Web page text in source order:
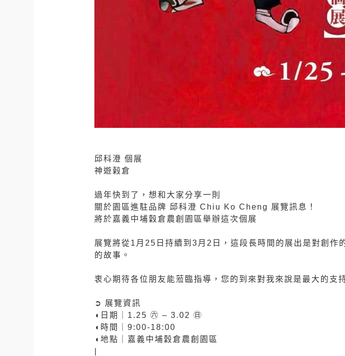
邱科澄 個展
神遊榖倉
過年快到了，想和大家分享一則
關於園區進駐品牌 邱科澄 Chiu Ko Cheng 展覽訊息！
將於嘉義中埔穀倉農創園區舉辦這次個展
展覽將從1月25日持續到3月2日，這段長時間的展出是對創作
的故事。
衷心期待各位朋友能蒞臨指導，您的到來對我來說是最大的支
➲ 展覽資訊
◖日期｜1.25 ㊅ – 3.02 ㊐
◖時間｜9:00-18:00
◖地點｜嘉義中埔穀倉農創園區